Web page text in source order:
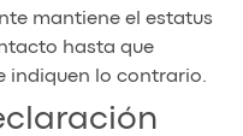
mantiene el estatus
hasta que
indiquen lo contrario.